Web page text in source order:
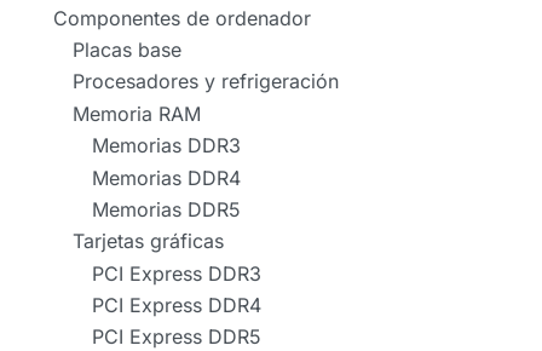
Componentes de ordenador
Placas base
Procesadores y refrigeración
Memoria RAM
Memorias DDR3
Memorias DDR4
Memorias DDR5
Tarjetas gráficas
PCI Express DDR3
PCI Express DDR4
PCI Express DDR5